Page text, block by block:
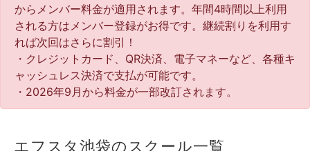
からメンバー料金が適用されます。年間4時間以上利用
される方はメンバー登録がお得です。継続割りを利用す
れば次回はさらに割引！
・クレジットカード、QR決済、電子マネーなど、各種キ
ャッシュレス決済で支払が可能です。
・2026年9月から料金が一部改訂されます。
エフスタ池袋のスクール一覧